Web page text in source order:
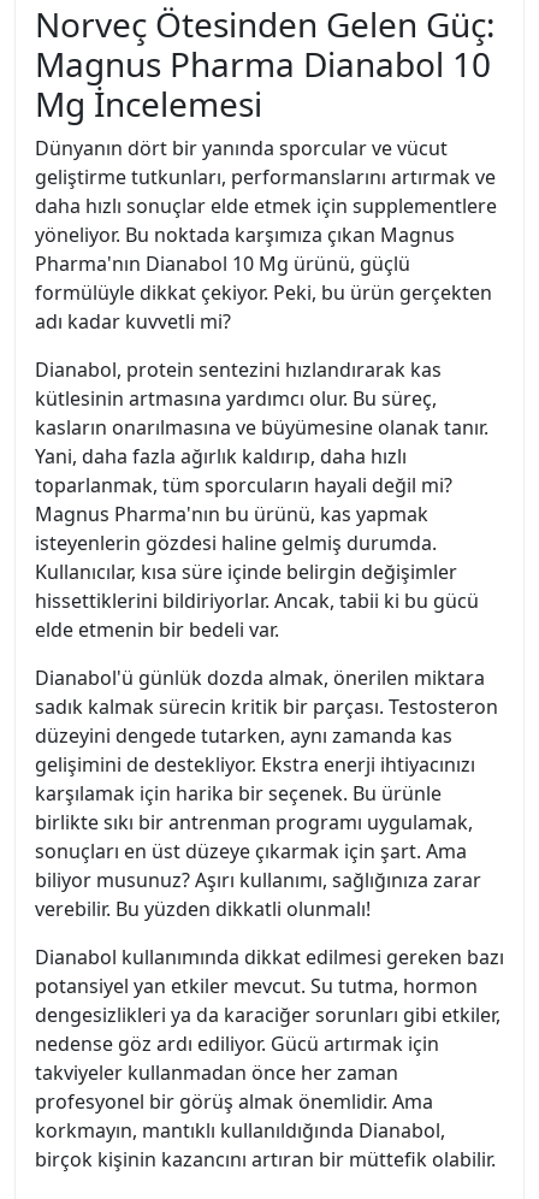
Norveç Ötesinden Gelen Güç:
Magnus Pharma Dianabol 10
Mg İncelemesi
Dünyanın dört bir yanında sporcular ve vücut
geliştirme tutkunları, performanslarını artırmak ve
daha hızlı sonuçlar elde etmek için supplementlere
yöneliyor. Bu noktada karşımıza çıkan Magnus
Pharma'nın Dianabol 10 Mg ürünü, güçlü
formülüyle dikkat çekiyor. Peki, bu ürün gerçekten
adı kadar kuvvetli mi?
Dianabol, protein sentezini hızlandırarak kas
kütlesinin artmasına yardımcı olur. Bu süreç,
kasların onarılmasına ve büyümesine olanak tanır.
Yani, daha fazla ağırlık kaldırıp, daha hızlı
toparlanmak, tüm sporcuların hayali değil mi?
Magnus Pharma'nın bu ürünü, kas yapmak
isteyenlerin gözdesi haline gelmiş durumda.
Kullanıcılar, kısa süre içinde belirgin değişimler
hissettiklerini bildiriyorlar. Ancak, tabii ki bu gücü
elde etmenin bir bedeli var.
Dianabol'ü günlük dozda almak, önerilen miktara
sadık kalmak sürecin kritik bir parçası. Testosteron
düzeyini dengede tutarken, aynı zamanda kas
gelişimini de destekliyor. Ekstra enerji ihtiyacınızı
karşılamak için harika bir seçenek. Bu ürünle
birlikte sıkı bir antrenman programı uygulamak,
sonuçları en üst düzeye çıkarmak için şart. Ama
biliyor musunuz? Aşırı kullanımı, sağlığınıza zarar
verebilir. Bu yüzden dikkatli olunmalı!
Dianabol kullanımında dikkat edilmesi gereken bazı
potansiyel yan etkiler mevcut. Su tutma, hormon
dengesizlikleri ya da karaciğer sorunları gibi etkiler,
nedense göz ardı ediliyor. Gücü artırmak için
takviyeler kullanmadan önce her zaman
profesyonel bir görüş almak önemlidir. Ama
korkmayın, mantıklı kullanıldığında Dianabol,
birçok kişinin kazancını artıran bir müttefik olabilir.